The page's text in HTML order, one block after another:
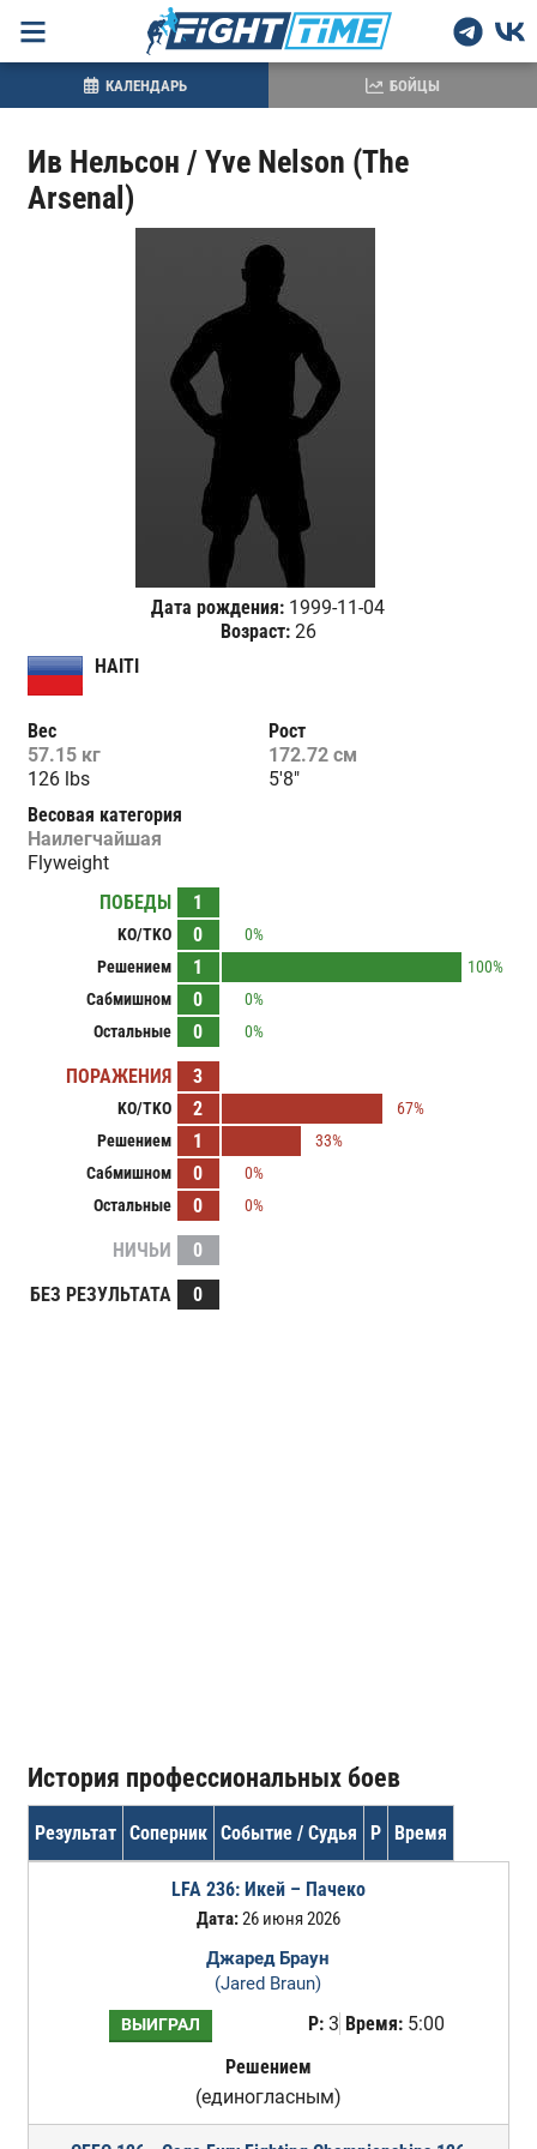
Ив Нельсон / Yve Nelson (The
Arsenal)
Дата рождения: 1999-11-04
Возраст:26
HAITI
Вес
57.15 кг
126 lbs
Рост
172.72 см
5'8"
Весовая категория
Наилегчайшая
Flyweight
ПОБЕДЫ
1
KO/TKO 0
0%
Решением
1
100%
Сабмишном
0
0%
Остальные
0 0%
ПОРАЖЕНИЯ 3
KO/TKO 2
67%
Решением
1
33%
Сабмишном
0
0%
Остальные
0 0%
НИЧЬИ
0
БЕЗ РЕЗУЛЬТАТА
0
История профессиональных боев
Результат Соперник Событие / Судья Р Время
LFA 236: Икей – Пачеко
Дата:26 июня 2026
Джаред Браун
(Jared Braun)
ВЫИГРАЛ Р:3 Время:5:00
Решением
(единогласным)
КАЛЕНДАРЬ БОЙЦЫ